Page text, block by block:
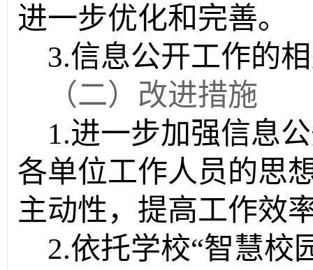
进一步优化和完善。
3.信息公开工作的
（二）改进措施
1.进一步加强信息
各单位工作人员的思
主动性，提高工作效
2.依托学校“智慧校